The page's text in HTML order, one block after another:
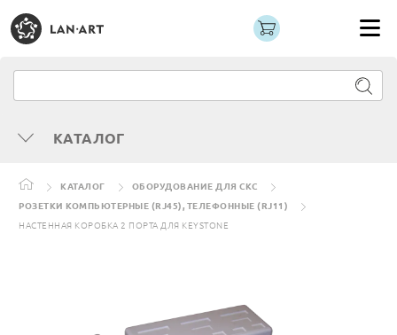
КАТАЛОГ
КАТАЛОГ
ОБОРУДОВАНИЕ ДЛЯ СКС
РОЗЕТКИ КОМПЬЮТЕРНЫЕ (RJ45), ТЕЛЕФОННЫЕ (RJ11)
НАСТЕННАЯ КОРОБКА 2 ПОРТА ДЛЯ KEYSTONE